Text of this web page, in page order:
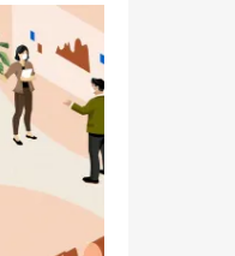
片
工
具
提
示
框